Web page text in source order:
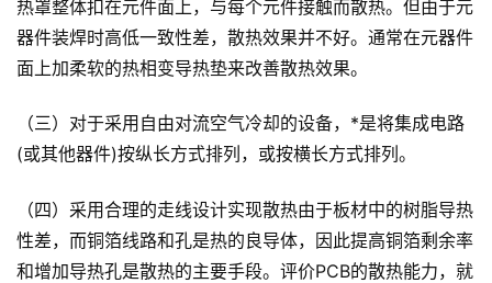
热罩整体扣在元件面上，与每个元件接触而散热。但由于元
器件装焊时高低一致性差，散热效果并不好。通常在元器件
面上加柔软的热相变导热垫来改善散热效果。
（三）对于采用自由对流空气冷却的设备，*是将集成电路
(或其他器件)按纵长方式排列，或按横长方式排列。
（四）采用合理的走线设计实现散热由于板材中的树脂导热
性差，而铜箔线路和孔是热的良导体，因此提高铜箔剩余率
和增加导热孔是散热的主要手段。评价PCB的散热能力，就